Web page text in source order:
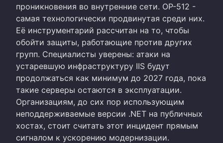
проникновения во внутренние сети. OP-512 -
самая технологически продвинутая среди них.
Её инструментарий рассчитан на то, чтобы
обойти защиты, работающие против других
групп. Специалисты уверены: атаки на
устаревшую инфраструктуру IIS будут
продолжаться как минимум до 2027 года, пока
такие серверы остаются в эксплуатации.
Организациям, до сих пор использующим
неподдерживаемые версии .NET на публичных
хостах, стоит считать этот инцидент прямым
сигналом к ускорению модернизации.